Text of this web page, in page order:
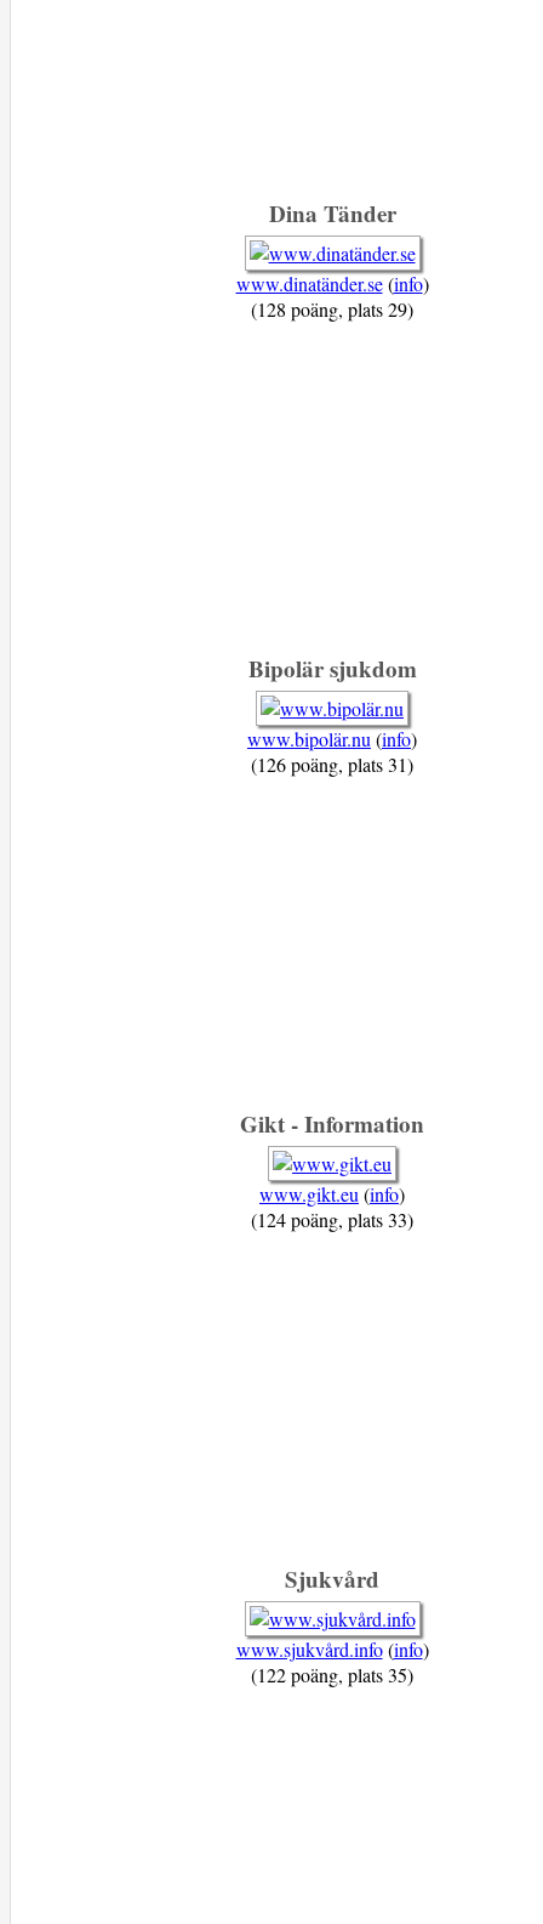
Dina Tänder
www.dinatänder.se(info)
(128 poäng, plats 29)
Bipolär sjukdom
www.bipolär.nu (info)
(126 poäng, plats 31)
Gikt - Information
www.gikt.eu (info)
(124 poäng, plats 33)
Sjukvård
www.sjukvård.info(info)
(122 poäng, plats 35)